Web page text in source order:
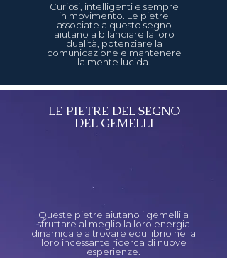
Curiosi, intelligenti e sempre
in movimento. Le pietre
associate a questo segno
aiutano a bilanciare la loro
dualità, potenziare la
comunicazione e mantenere
la mente lucida.
LE PIETRE DEL SEGNO
DEL GEMELLI
Queste pietre aiutano i gemelli a
sfruttare al meglio la loro energia
dinamica e a trovare equilibrio nella
loro incessante ricerca di nuove
esperienze.